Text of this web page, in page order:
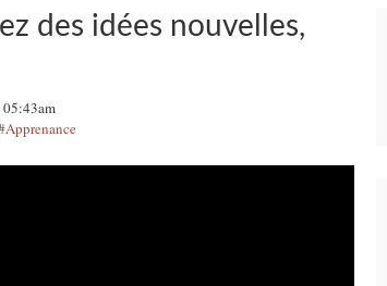
des idées nouvelles,
05:43am